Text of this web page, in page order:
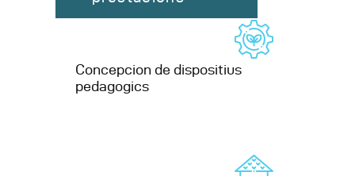
Concepcion de dispositius
pedagogics